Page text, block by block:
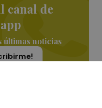
canal de
últimas noticias